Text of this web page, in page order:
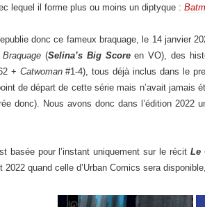
lequel il forme plus ou moins un diptyque :
donc ce fameux braquage, le 14 janvier
Braquage(Selina’s Big Scoreen VO), des
+ Catwoman#1-4), tous déjà inclus dans le
de départ de cette série mais n’avait jamais
donc). Nous avons donc dans l’édition 2022
basée pour l’instant uniquement sur le récit Le
2022 quand celle d’Urban Comics sera